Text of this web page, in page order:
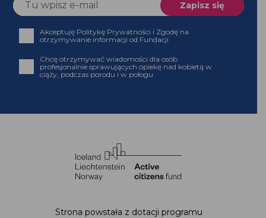
Akceptuję Politykę Prywatności i Zgodę na
otrzymywanie informacji od Fundacji
Chcę otrzymywać wiadomości dla osób
profesjonalnie sprawujących opiekę nad kobietą w
ciąży, podczas porodu i w połogu
Strona powstała z dotacji programu